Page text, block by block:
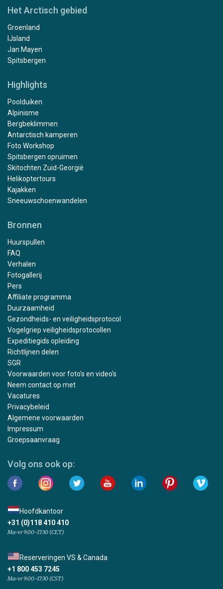
Het Arctisch gebied
Groenland
IJsland
Jan Mayen
Spitsbergen
Highlights
Poolduiken
Alpinisme
Bergbeklimmen
Antarctisch kamperen
Foto Workshop
Spitsbergen opruimen
Skitochten Zuid-Georgië
Helikoptertours
Kajakken
Sneeuwschoenwandelen
Bronnen
Huurspullen
FAQ
Verhalen
Fotogallerij
Pers
Affiliate programma
Duurzaamheid
Gezondheids- en veiligheidsprotocol
Vogelgriep veiligheidsprotocollen
Expeditiegids opleiding
Richtlijnen delen
SGR
Voorwaarden voor foto's en video's
Neem contact op met
Vacatures
Privacybeleid
Algemene voorwaarden
Impressum
Groepsaanvraag
Volg ons ook op:
Hoofdkantoor
+31 (0)118 410 410
Ma-vr 9:00-17:30 (CET)
Reserveringen VS & Canada
+1 800 453 7245
Ma-vr 9:00-17:30 (CST)